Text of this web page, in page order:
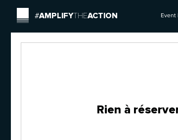
#AMPLIFYTHEACTION Event
Rien à